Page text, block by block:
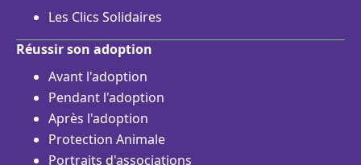
Les Clics Solidaires
Réussir son adoption
Avant l'adoption
Pendant l'adoption
Après l'adoption
Protection Animale
Portraits d'associations